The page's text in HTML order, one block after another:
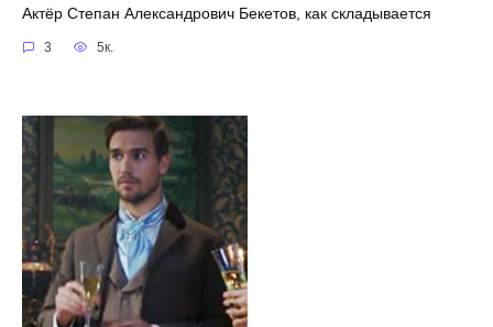
Актёр Степан Александрович Бекетов, как складывается
3 5к.